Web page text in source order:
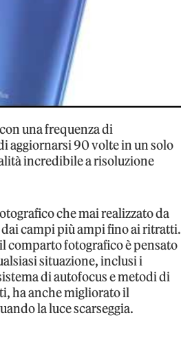
una frequenza di
aggiornarsi 90 volte in un solo
incredibile a risoluzione
che mai realizzato da
campi più ampi fino ai ritratti.
comparto fotografico è pensato
situazione, inclusi i
di autofocus e metodi di
ha anche migliorato il
la luce scarseggia.